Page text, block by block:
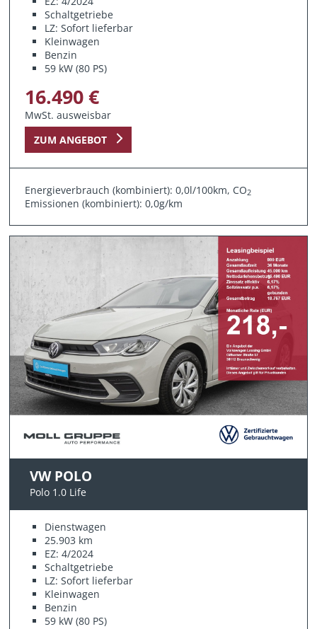
Schaltgetriebe
LZ: Sofort lieferbar
Kleinwagen
Benzin
59 kW (80 PS)
16.490 €
MwSt. ausweisbar
ZUM ANGEBOT
Energieverbrauch (kombiniert): 0,0l/100km, CO2
Emissionen (kombiniert): 0,0g/km
VW POLO
Polo 1.0 Life
Dienstwagen
25.903 km
EZ: 4/2024
Schaltgetriebe
LZ: Sofort lieferbar
Kleinwagen
Benzin
59 kW (80 PS)